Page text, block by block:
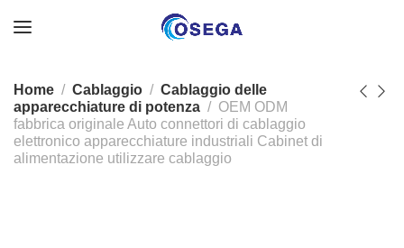
Home Cablaggio
Cablaggio delle
apparecchiature di potenza
OEM ODM
fabbrica originale Auto connettori di cablaggio
elettronico apparecchiature industriali Cabinet di
alimentazione utilizzare cablaggio